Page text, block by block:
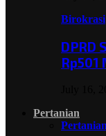
Birokrasi
DPRD
Rp501
Pertanian
Pertanian